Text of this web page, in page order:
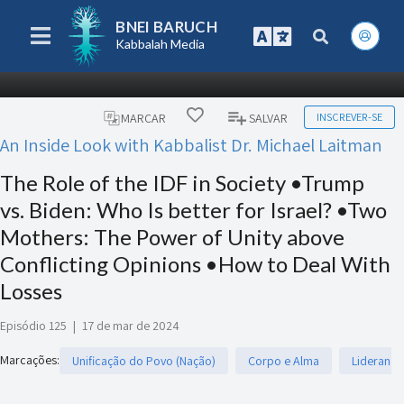
BNEI BARUCH
Kabbalah Media
MARCAR SALVAR INSCREVER-SE
An Inside Look with Kabbalist Dr. Michael Laitman
The Role of the IDF in Society •Trump
vs. Biden: Who Is better for Israel? •Two
Mothers: The Power of Unity above
Conflicting Opinions •How to Deal With
Losses
Episódio 125 | 17 de mar de 2024
Marcações: Unificação do Povo (Nação) Corpo e Alma